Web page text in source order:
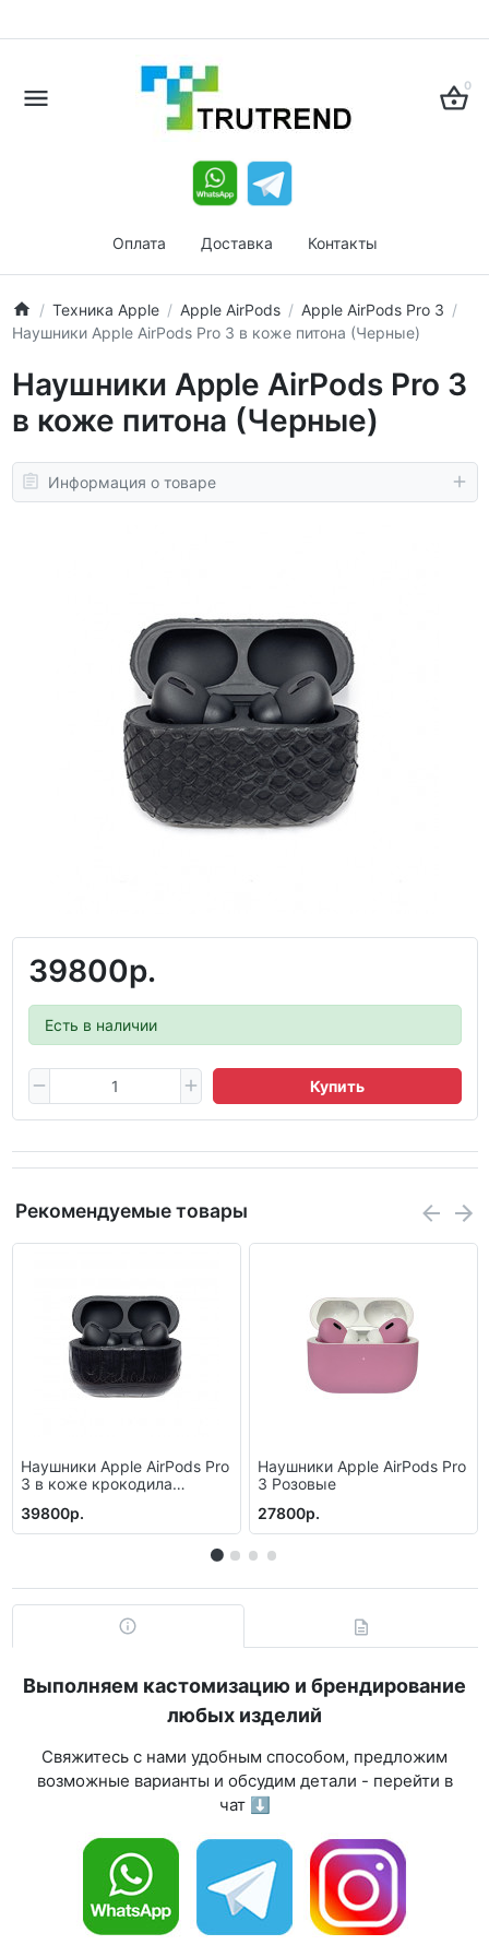
0
Оплата Доставка Контакты
Техника Apple Apple AirPods
Apple AirPods Pro 3
Наушники Apple AirPods Pro 3 в коже питона (Черные)
Наушники Apple AirPods Pro 3
в коже питона (Черные)
Информация о товаре
39800р.
Есть в наличии
Купить
Рекомендуемые товары
Наушники Apple AirPods Pro
3 в коже крокодила
39800р.
Наушники Apple AirPods Pro
3 Розовые
27800р.
Выполняем кастомизацию и брендирование
любых изделий
Свяжитесь с нами удобным способом, предложим
возможные варианты и обсудим детали - перейти в
чат ⬇